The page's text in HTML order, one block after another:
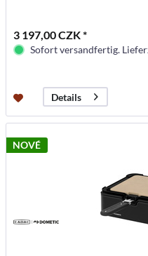
3 197,00 CZK *
Sofort versandfertig.
Details
NOVÉ